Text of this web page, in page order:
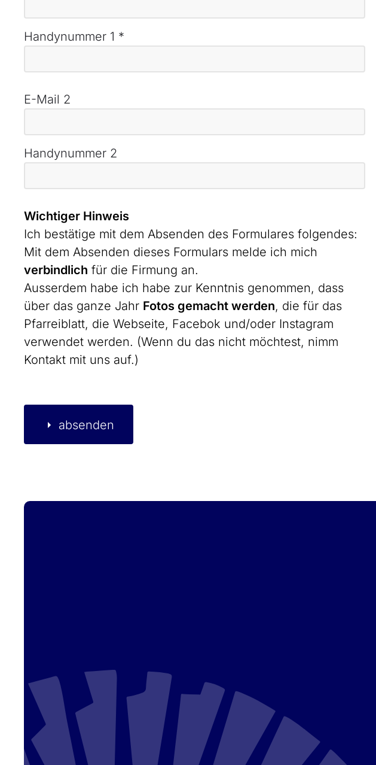
Handynummer 1 *
E-Mail 2
Handynummer 2
Wichtiger Hinweis
Ich bestätige mit dem Absenden des Formulares folgendes:
Mit dem Absenden dieses Formulars melde ich mich
verbindlich für die Firmung an.
Ausserdem habe ich habe zur Kenntnis genommen, dass
über das ganze Jahr Fotos gemacht werden, die für das
Pfarreiblatt, die Webseite, Facebok und/oder Instagram
verwendet werden. (Wenn du das nicht möchtest, nimm
Kontakt mit uns auf.)
absenden